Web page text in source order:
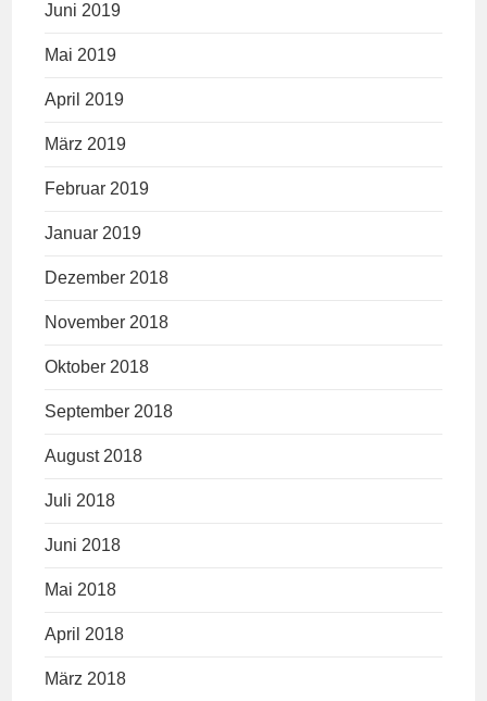
Juni 2019
Mai 2019
April 2019
März 2019
Februar 2019
Januar 2019
Dezember 2018
November 2018
Oktober 2018
September 2018
August 2018
Juli 2018
Juni 2018
Mai 2018
April 2018
März 2018